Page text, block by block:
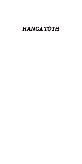
HANGA TÓTH